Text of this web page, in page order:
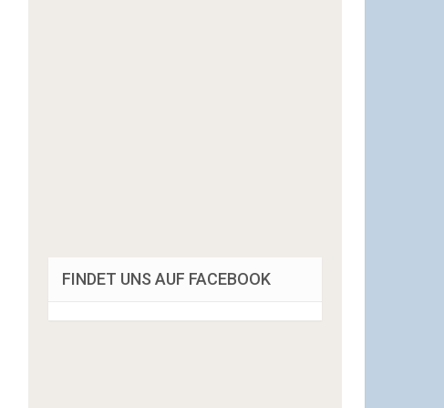
FINDET UNS AUF FACEBOOK